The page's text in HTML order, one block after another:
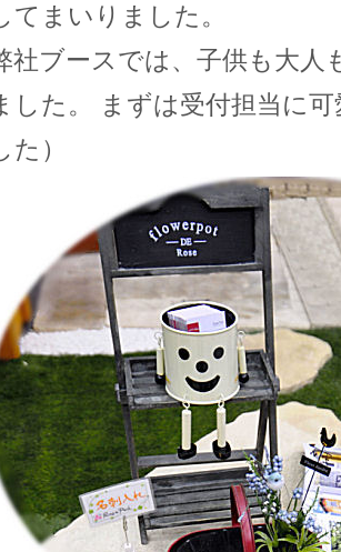
てまいりました。
社ブースでは、子供も大人
した。 まずは受付担当に
た）